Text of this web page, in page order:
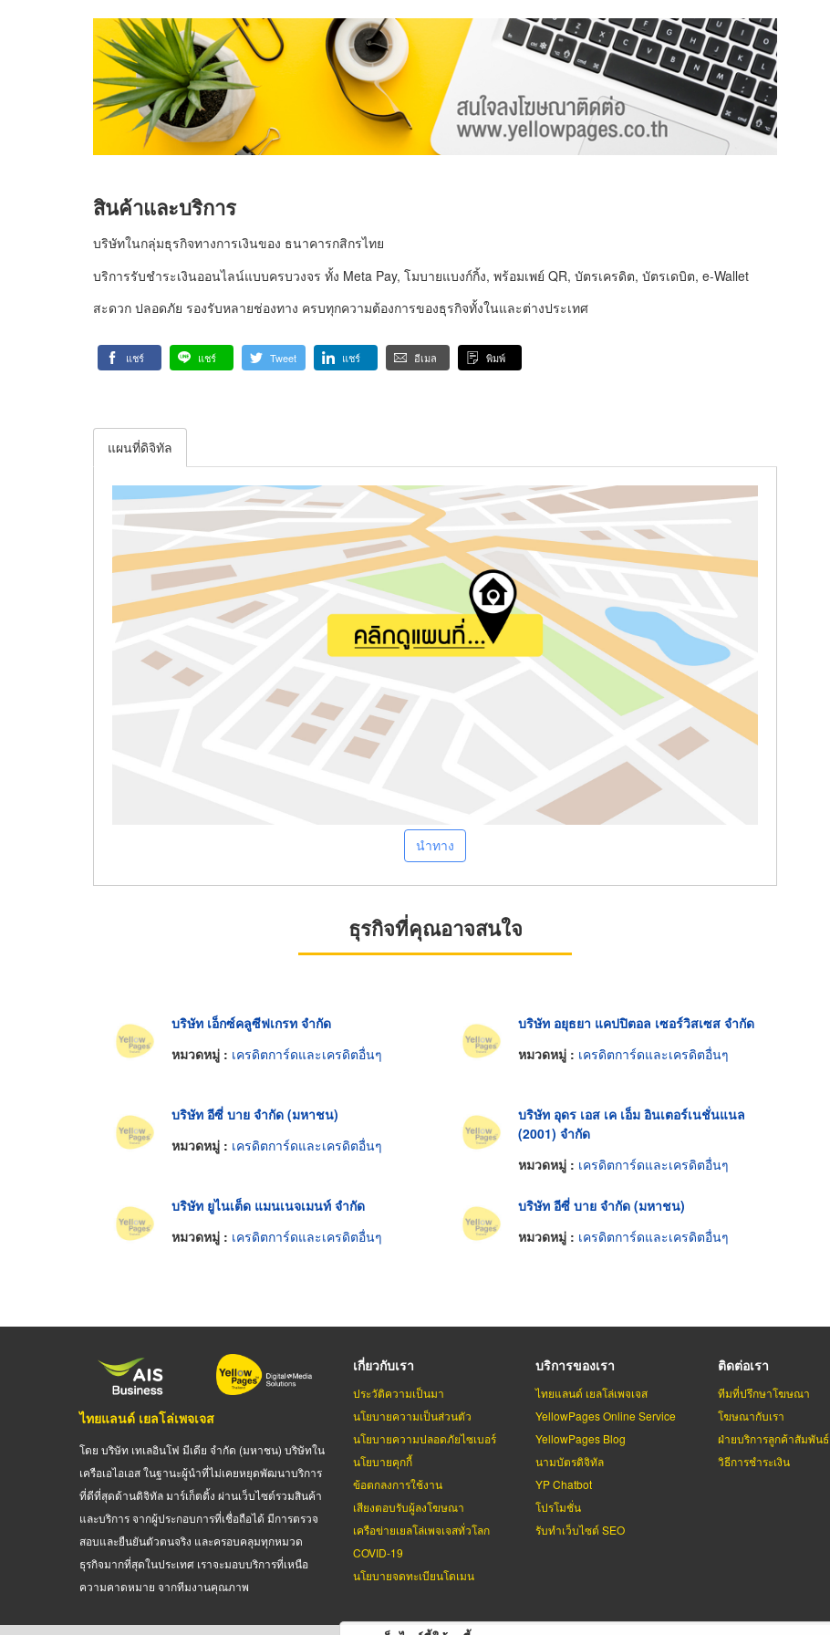
สินค้าและบริการ
บริษัทในกลุ่มธุรกิจทางการเงินของ ธนาคารกสิกรไทย
บริการรับชำระเงินออนไลน์แบบครบวงจร ทั้ง Meta Pay, โมบายแบงก์กิ้ง, พร้อมเพย์ QR, บัตรเครดิต, บัตรเดบิต, e-Wallet
สะดวก ปลอดภัย รองรับหลายช่องทาง ครบทุกความต้องการของธุรกิจทั้งในและต่างประเทศ
แชร์ แชร์ Tweet แชร์ อีเมล พิมพ์
แผนที่ดิจิทัล
นำทาง
ธุรกิจที่คุณอาจสนใจ
บริษัท เอ็กซ์คลูซีฟเกรท จำกัด
หมวดหมู่ : เครดิตการ์ดและเครดิตอื่นๆ
บริษัท อยุธยา แคปปิตอล เซอร์วิสเซส จำกัด
หมวดหมู่ : เครดิตการ์ดและเครดิตอื่นๆ
บริษัท อีซี่ บาย จำกัด (มหาชน)
หมวดหมู่ : เครดิตการ์ดและเครดิตอื่นๆ
บริษัท อุดร เอส เค เอ็ม อินเตอร์เนชั่นแนล
(2001) จำกัด
หมวดหมู่ : เครดิตการ์ดและเครดิตอื่นๆ
บริษัท ยูไนเต็ด แมนเนจเมนท์ จำกัด
หมวดหมู่ : เครดิตการ์ดและเครดิตอื่นๆ
บริษัท อีซี่ บาย จำกัด (มหาชน)
หมวดหมู่ : เครดิตการ์ดและเครดิตอื่นๆ
ไทยแลนด์ เยลโล่เพจเจส
โดย บริษัท เทเลอินโฟ มีเดีย จำกัด (มหาชน) บริษัทใน
เครือเอไอเอส ในฐานะผู้นำที่ไม่เคยหยุดพัฒนาบริการ
ที่ดีที่สุดด้านดิจิทัล มาร์เก็ตติ้ง ผ่านเว็บไซต์รวมสินค้า
และบริการ จากผู้ประกอบการที่เชื่อถือได้ มีการตรวจ
สอบและยืนยันตัวตนจริง และครอบคลุมทุกหมวด
ธุรกิจมากที่สุดในประเทศ เราจะมอบบริการที่เหนือ
ความคาดหมาย จากทีมงานคุณภาพ
เกี่ยวกับเรา
ประวัติความเป็นมา
นโยบายความเป็นส่วนตัว
นโยบายความปลอดภัยไซเบอร์
นโยบายคุกกี้
ข้อตกลงการใช้งาน
เสียงตอบรับผู้ลงโฆษณา
เครือข่ายเยลโล่เพจเจสทั่วโลก
COVID-19
นโยบายจดทะเบียนโดเมน
บริการของเรา
ไทยแลนด์ เยลโล่เพจเจส
YellowPages Online Service
YellowPages Blog
นามบัตรดิจิทัล
YP Chatbot
โปรโมชั่น
รับทำเว็บไซต์ SEO
ติดต่อเรา
ทีมที่ปรึกษาโฆษณา
โฆษณากับเรา
ฝ่ายบริการลูกค้าสัมพันธ์
วิธีการชำระเงิน